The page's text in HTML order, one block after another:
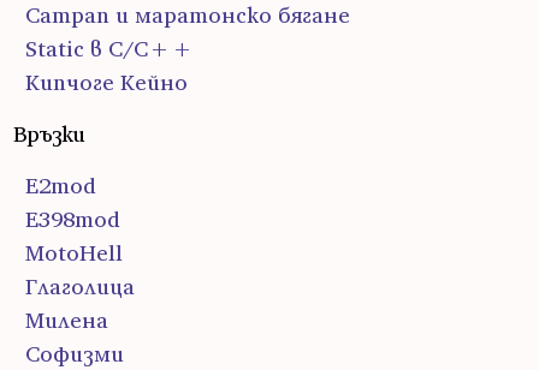
Сатрап и маратонско бягане
Static в C/C++
Кипчоге Кейно
Връзки
E2mod
E398mod
MotoHell
Глаголица
Милена
Софизми